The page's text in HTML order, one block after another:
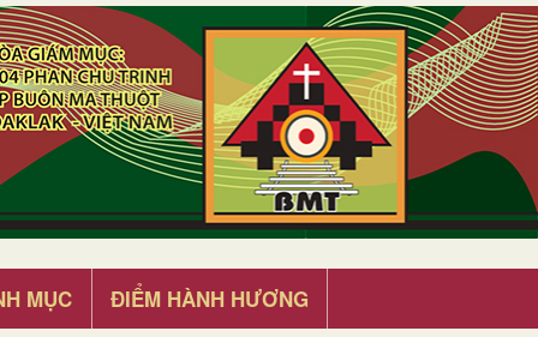
MỤC ĐIỂM HÀNH HƯƠNG